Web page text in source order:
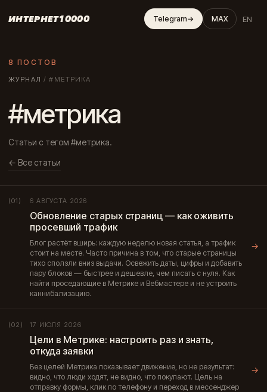
ИНТЕРНЕТ10000 Telegram→ MAX EN
8 ПОСТОВ
ЖУРНАЛ /#МЕТРИКА
#метрика
Статьи с тегом #метрика.
← Все статьи
(01) 6 АВГУСТА 2026
Обновление старых страниц — как оживить
просевший трафик
Блог растёт вширь: каждую неделю новая статья, а трафик
стоит на месте. Часто причина в том, что старые страницы
тихо сползли вниз выдачи. Освежить даты, цифры и добавить
пару блоков — быстрее и дешевле, чем писать с нуля. Как
найти проседающие в Метрике и Вебмастере и не устроить
каннибализацию.
→
(02) 17 ИЮЛЯ 2026
Цели в Метрике: настроить раз и знать,
откуда заявки
Без целей Метрика показывает движение, но не результат:
видно, что люди ходят, не видно, что покупают. Цель на
отправку формы, клик по телефону и переход в мессенджер
→